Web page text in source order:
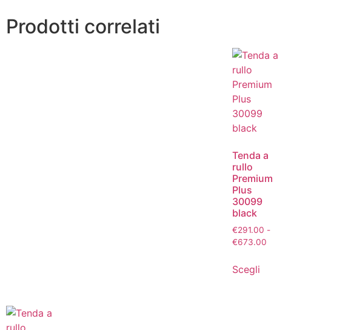
Prodotti correlati
Tenda a
rullo
Premium
Plus
30099
black
€291.00 -
€673.00
Scegli